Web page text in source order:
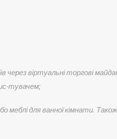
через віртуальні торгові
тувачем;
для ванної кімнати.